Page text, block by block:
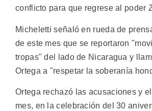
conflicto para que regrese al poder
Micheletti señaló en rueda de
de este mes que se reportaron
tropas" del lado de Nicaragua y
Ortega a "respetar la soberanía
Ortega rechazó las acusaciones y
mes, en la celebración del 30